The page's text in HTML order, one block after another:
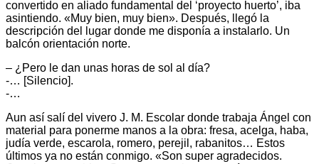
convertido en aliado fundamental del ‘proyecto huerto’, iba
asintiendo. «Muy bien, muy bien». Después, llegó la
descripción del lugar donde me disponía a instalarlo. Un
balcón orientación norte.
– ¿Pero le dan unas horas de sol al día?
-… [Silencio].
-…
Aun así salí del vivero J. M. Escolar donde trabaja Ángel con
material para ponerme manos a la obra: fresa, acelga, haba,
judía verde, escarola, romero, perejil, rabanitos… Estos
últimos ya no están conmigo. «Son super agradecidos.